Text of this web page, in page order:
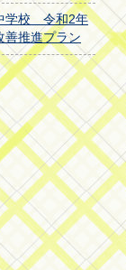
学校 令和2年
推進プラン